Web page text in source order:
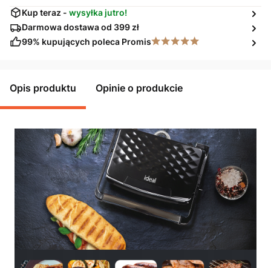
Kup teraz - wysyłka jutro!
Darmowa dostawa od 399 zł
99% kupujących poleca Promis
Opis produktu Opinie o produkcie